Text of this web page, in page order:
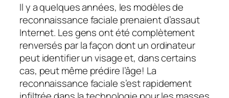
Il y a quelques années, les modèles de
reconnaissance faciale prenaient d’assaut
Internet. Les gens ont été complètement
renversés par la façon dont un ordinateur
peut identifier un visage et, dans certains
cas, peut même prédire l’âge! La
reconnaissance faciale s’est rapidement